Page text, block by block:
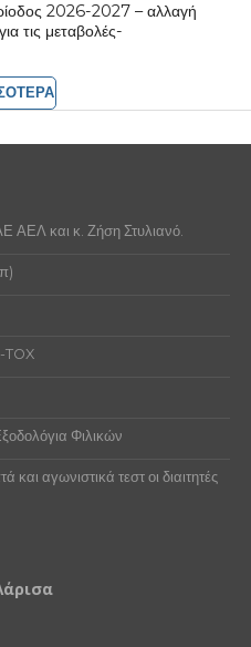
2026-2027 – αλλαγή
τις μεταβολές-
ΑΕΛ και κ. Ζήση Στυλιανό.
TOX
Φιλικών
αγωνιστικά τεστ οι διαιτητές